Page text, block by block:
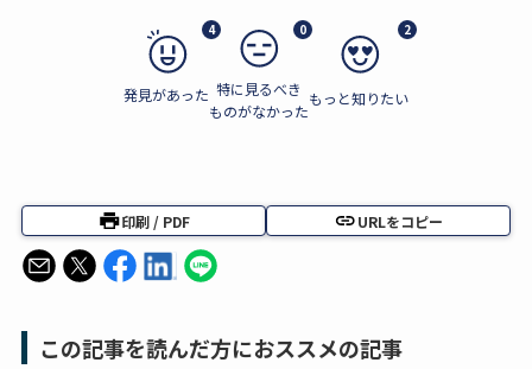
4
発見があった
0
特に見るべき
ものがなかった
2
もっと知りたい
印刷 / PDF URLをコピー
この記事を読んだ方におススメの記事